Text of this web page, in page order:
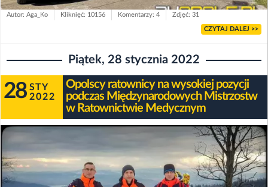
Autor: Aga_Ko Kliknięć: 10156 Komentarzy: 4 Zdjęć: 31
CZYTAJ DALEJ >>
Piątek, 28 stycznia 2022
28 STY
2022
Opolscy ratownicy na wysokiej pozycji
podczas Międzynarodowych Mistrzostw
w Ratownictwie Medycznym